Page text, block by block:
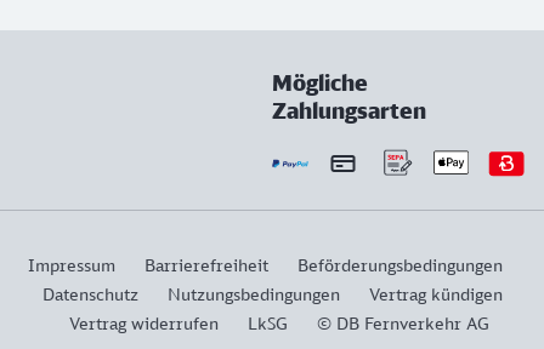
Mögliche
Zahlungsarten
Impressum Barrierefreiheit
Beförderungsbedingungen
Datenschutz
Nutzungsbedingungen
Vertrag kündigen
Vertrag widerrufen
LkSG © DB Fernverkehr AG